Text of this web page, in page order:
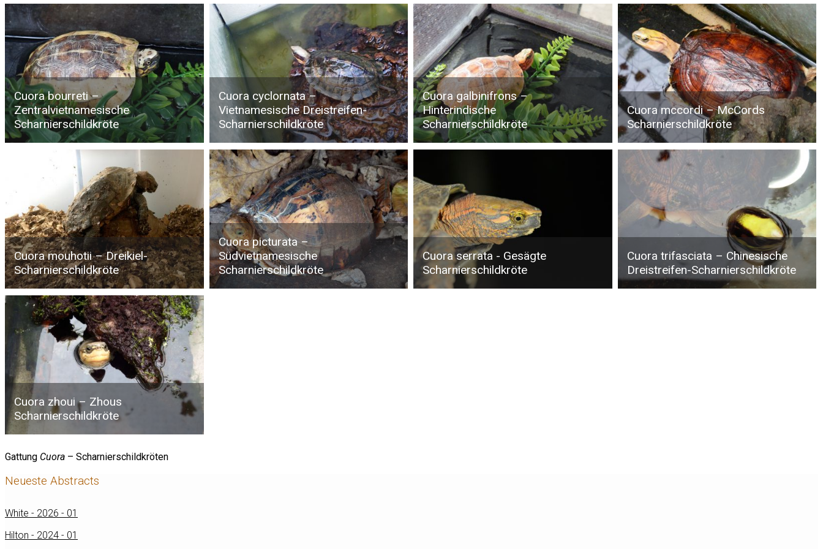
Cuora bourreti –
Zentralvietnamesische
Scharnierschildkröte
Cuora cyclornata –
Vietnamesische Dreistreifen-
Scharnierschildkröte
Cuora galbinifrons –
Hinterindische
Scharnierschildkröte
Cuora mccordi – McCords
Scharnierschildkröte
Cuora mouhotii – Dreikiel-
Scharnierschildkröte
Cuora picturata –
Südvietnamesische
Scharnierschildkröte
Cuora serrata - Gesägte
Scharnierschildkröte
Cuora trifasciata – Chinesische
Dreistreifen-Scharnierschildkröte
Cuora zhoui – Zhous
Scharnierschildkröte
Gattung Cuora – Scharnierschildkröten
Neueste Abstracts
White - 2026 - 01
Hilton - 2024 - 01